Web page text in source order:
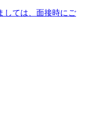
しては、面接時にご